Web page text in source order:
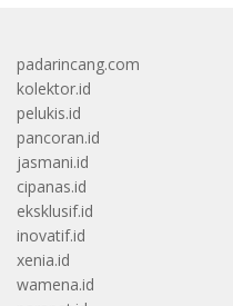
padarincang.com
kolektor.id
pelukis.id
pancoran.id
jasmani.id
cipanas.id
eksklusif.id
inovatif.id
xenia.id
wamena.id